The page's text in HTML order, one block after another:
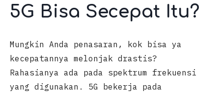
5G Bisa Secepat Itu?
Mungkin Anda penasaran, kok bisa ya
kecepatannya melonjak drastis?
Rahasianya ada pada spektrum frekuensi
yang digunakan. 5G bekerja pada